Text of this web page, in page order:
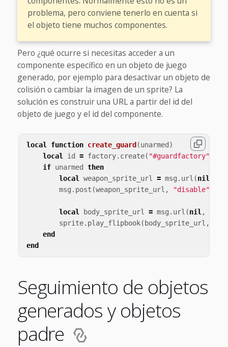
problema, pero conviene tenerlo en cuenta si
el objeto tiene muchos componentes.
Pero ¿qué ocurre si necesitas acceder a un
componente específico en un objeto de juego
generado, por ejemplo para desactivar un objeto de
colisión o cambiar la imagen de un sprite? La
solución es construir una URL a partir del id del
objeto de juego y el id del componente.
local function create_guard (unarmed )
local
id = factory. create( "#guardfactory"
if unarmed
then
local
weapon_sprite_url = msg . url (nil
msg . post (weapon_sprite_url , "disable"
local body_sprite_url = msg . url (nil ,
sprite. play_flipbook( body_sprite_url ,
end
end
Seguimiento de objetos
generados y objetos
padre